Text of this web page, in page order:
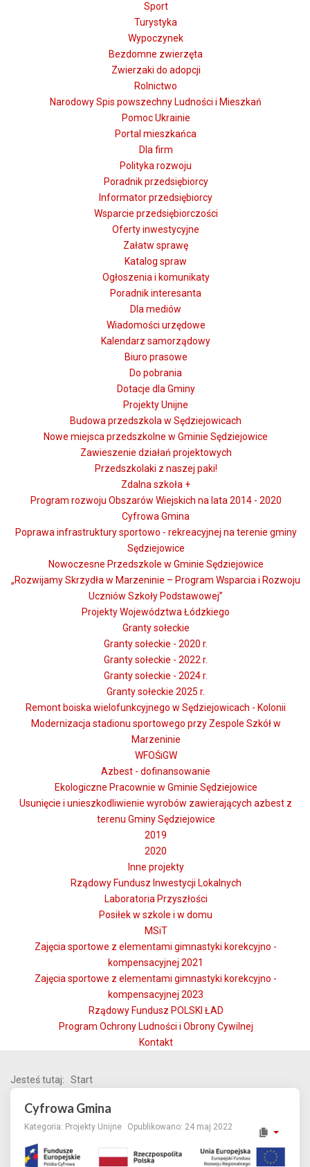
Sport
Turystyka
Wypoczynek
Bezdomne zwierzęta
Zwierzaki do adopcji
Rolnictwo
Narodowy Spis powszechny Ludności i Mieszkań
Pomoc Ukrainie
Portal mieszkańca
Dla firm
Polityka rozwoju
Poradnik przedsiębiorcy
Informator przedsiębiorcy
Wsparcie przedsiębiorczości
Oferty inwestycyjne
Załatw sprawę
Katalog spraw
Ogłoszenia i komunikaty
Poradnik interesanta
Dla mediów
Wiadomości urzędowe
Kalendarz samorządowy
Biuro prasowe
Do pobrania
Dotacje dla Gminy
Projekty Unijne
Budowa przedszkola w Sędziejowicach
Nowe miejsca przedszkolne w Gminie Sędziejowice
Zawieszenie działań projektowych
Przedszkolaki z naszej paki!
Zdalna szkoła +
Program rozwoju Obszarów Wiejskich na lata 2014 - 2020
Cyfrowa Gmina
Poprawa infrastruktury sportowo - rekreacyjnej na terenie gminy
Sędziejowice
Nowoczesne Przedszkole w Gminie Sędziejowice
„Rozwijamy Skrzydła w Marzeninie – Program Wsparcia i Rozwoju
Uczniów Szkoły Podstawowej”
Projekty Województwa Łódzkiego
Granty sołeckie
Granty sołeckie - 2020 r.
Granty sołeckie - 2022 r.
Granty sołeckie - 2024 r.
Granty sołeckie 2025 r.
Remont boiska wielofunkcyjnego w Sędziejowicach - Kolonii
Modernizacja stadionu sportowego przy Zespole Szkół w
Marzeninie
WFOŚiGW
Azbest - dofinansowanie
Ekologiczne Pracownie w Gminie Sędziejowice
Usunięcie i unieszkodliwienie wyrobów zawierających azbest z
terenu Gminy Sędziejowice
2019
2020
Inne projekty
Rządowy Fundusz Inwestycji Lokalnych
Laboratoria Przyszłości
Posiłek w szkole i w domu
MSiT
Zajęcia sportowe z elementami gimnastyki korekcyjno -
kompensacyjnej 2021
Zajęcia sportowe z elementami gimnastyki korekcyjno -
kompensacyjnej 2023
Rządowy Fundusz POLSKI ŁAD
Program Ochrony Ludności i Obrony Cywilnej
Kontakt
Jesteś tutaj: Start
Cyfrowa Gmina
Kategoria: Projekty Unijne Opublikowano: 24 maj 2022